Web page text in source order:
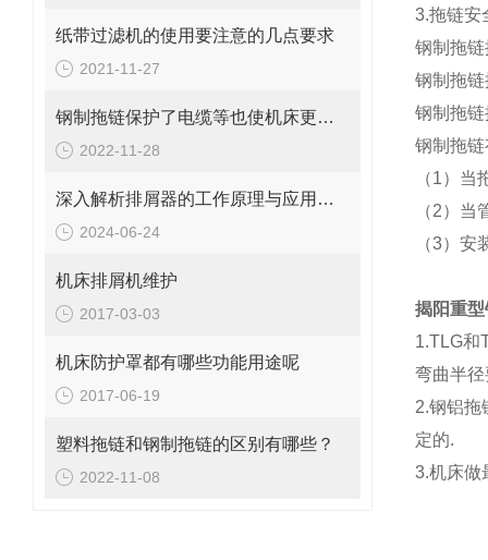
纸带过滤机的使用要注意的几点要求
2021-11-27
钢制拖链保护了电缆等也使机床更美观
2022-11-28
深入解析排屑器的工作原理与应用价值
2024-06-24
机床排屑机维护
2017-03-03
机床防护罩都有哪些功能用途呢
2017-06-19
塑料拖链和钢制拖链的区别有哪些？
2022-11-08
3.拖链安
钢制拖
钢制拖
钢制拖
钢制拖
（1）
（2）
（3）
揭阳重
1.TLG和
弯曲半
2.钢铝拖
定的.
3.机床做